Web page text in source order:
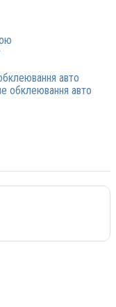
авто
обклеювання авто